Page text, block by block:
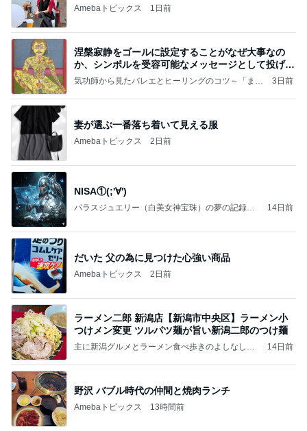
Amebaトピックス 1日前
涅槃寂静をゴールに設定することがなぜ大事なの
か、シンボルを受容可能なメッセージとして投げる
ことが
気功師から見たバレエとヒーリングのコツ～「まと
3日前
妻が選ぶ一番落ち着いて見える服
Amebaトピックス 2日前
NISA①(;'∀')
パラスジュエリー（白美女神宝珠）の夢の記録
14日前
だいた 父の為に見つけた心強い商品
Amebaトピックス 2日前
ラーメン二郎 新潟店【新潟市中央区】ラーメン小
つけメン変更 ツルパツ麺が旨い新潟二郎のつけ麺
主に新潟グルメとラーメン食べ歩きのよしなしご
14日前
野沢 バブル時代の仲間と焼肉ランチ
Amebaトピックス 13時間前